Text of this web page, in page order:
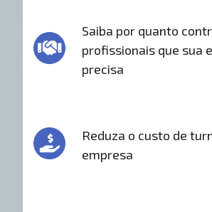
Saiba por quanto
profissionais que sua
precisa
Reduza o custo de
empresa